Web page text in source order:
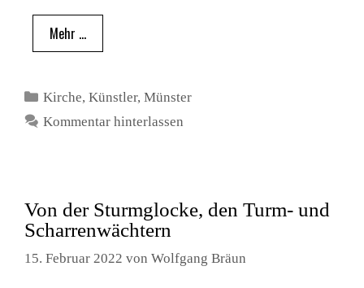
Mehr …
Kategorien
Kirche,Künstler,Münster
Kommentar hinterlassen
Von der Sturmglocke, den Turm- und
Scharrenwächtern
15. Februar 2022 von Wolfgang Bräun